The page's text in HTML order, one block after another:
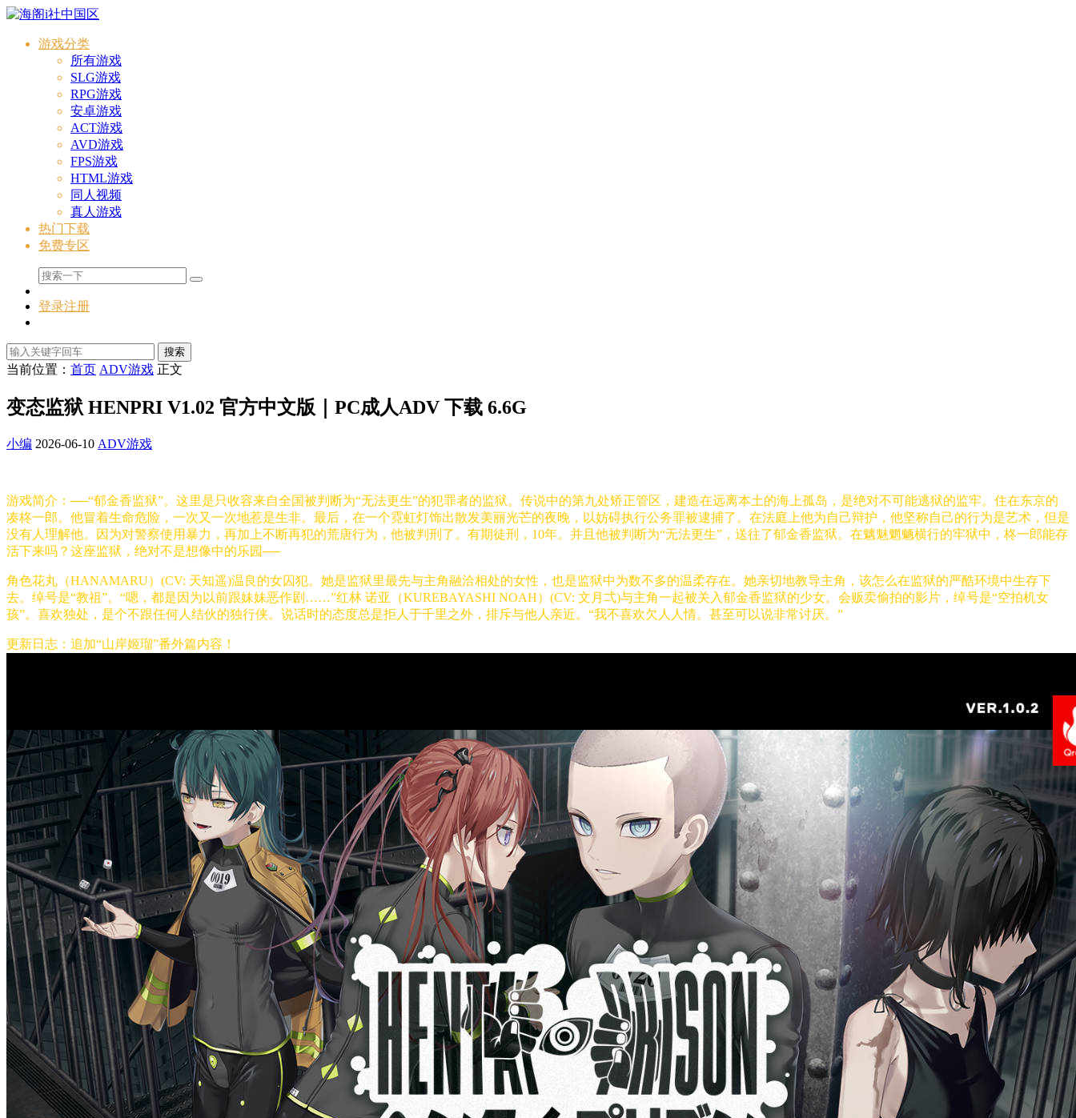
游戏分类
所有游戏
SLG游戏
RPG游戏
安卓游戏
ACT游戏
AVD游戏
FPS游戏
HTML游戏
同人视频
真人游戏
热门下载
免费专区
登录注册
搜索
当前位置： 首页 ADV游戏 正文
变态监狱 HENPRI V1.02 官方中文版｜PC成人ADV 下载 6.6G
小编 2026-06-10 ADV游戏
游戏简介：──“郁金香监狱”。这里是只收容来自全国被判断为“无法更生”的犯罪者的监狱。传说中的第九处矫正管区，建造在远离本土的海上孤岛，是绝对不可能逃狱的监牢。住在东京的
凑柊一郎。他冒着生命危险，一次又一次地惹是生非。最后，在一个霓虹灯饰出散发美丽光芒的夜晚，以妨碍执行公务罪被逮捕了。在法庭上他为自己辩护，他坚称自己的行为是艺术，但是
没有人理解他。因为对警察使用暴力，再加上不断再犯的荒唐行为，他被判刑了。有期徒刑，10年。并且他被判断为“无法更生”，送往了郁金香监狱。在魑魅魍魉横行的牢狱中，柊一郎能存
活下来吗？这座监狱，绝对不是想像中的乐园──
角色花丸（HANAMARU）(CV: 天知遥)温良的女囚犯。她是监狱里最先与主角融洽相处的女性，也是监狱中为数不多的温柔存在。她亲切地教导主角，该怎么在监狱的严酷环境中生存下
去。绰号是“教祖”。“嗯，都是因为以前跟妹妹恶作剧……”红林 诺亚（KUREBAYASHI NOAH）(CV: 文月弌)与主角一起被关入郁金香监狱的少女。会贩卖偷拍的影片，绰号是“空拍机女
孩”。喜欢独处，是个不跟任何人结伙的独行侠。说话时的态度总是拒人于千里之外，排斥与他人亲近。“我不喜欢欠人人情。甚至可以说非常讨厌。”
更新日志：追加“山岸姬瑠”番外篇内容！